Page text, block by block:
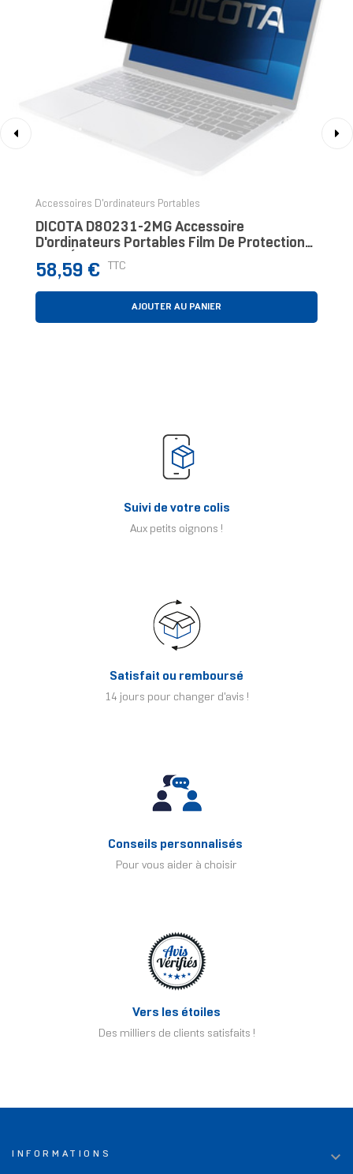
Accessoires D'ordinateurs Portables
DICOTA D80231-2MG Accessoire
D'ordinateurs Portables Film De Protection
Pour Écran D’ordinateur Portable
Prix
58,59 € TTC
AJOUTER AU PANIER
Suivi de votre colis
Aux petits oignons !
Satisfait ou remboursé
14 jours pour changer d'avis !
Conseils personnalisés
Pour vous aider à choisir
Vers les étoiles
Des milliers de clients satisfaits !
INFORMATIONS 